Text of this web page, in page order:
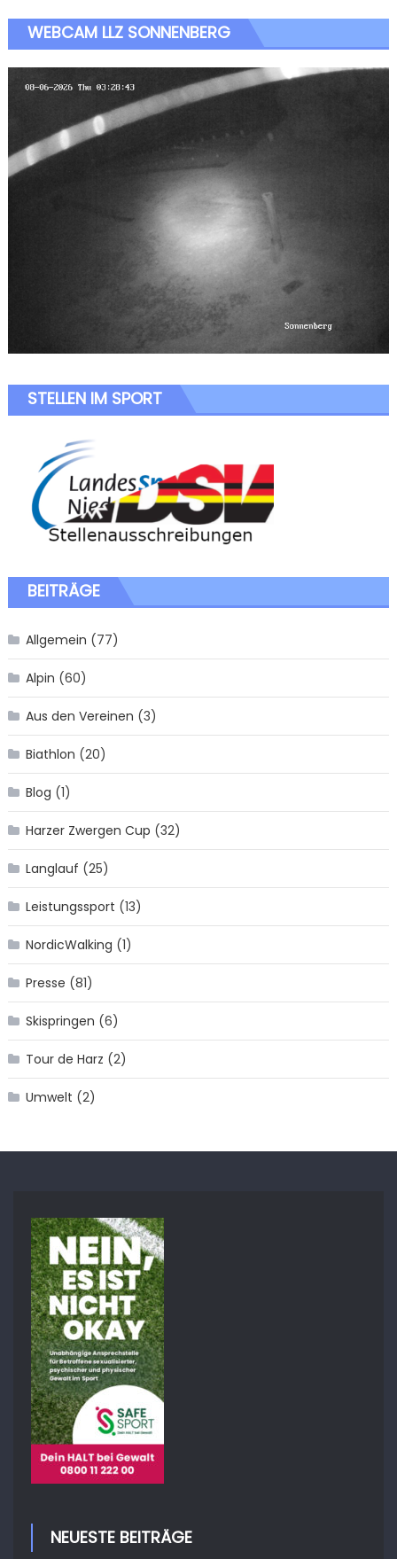
WEBCAM LLZ SONNENBERG
STELLEN IM SPORT
BEITRÄGE
Allgemein (77)
Alpin (60)
Aus den Vereinen (3)
Biathlon (20)
Blog (1)
Harzer Zwergen Cup (32)
Langlauf (25)
Leistungssport (13)
NordicWalking (1)
Presse (81)
Skispringen (6)
Tour de Harz (2)
Umwelt (2)
NEUESTE BEITRÄGE